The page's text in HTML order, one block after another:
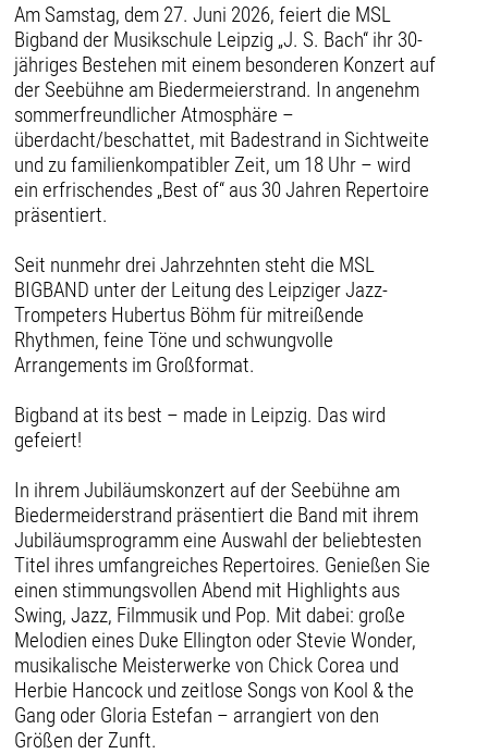
Am Samstag, dem 27. Juni 2026, feiert die MSL
Bigband der Musikschule Leipzig „J. S. Bach“ ihr 30-
jähriges Bestehen mit einem besonderen Konzert auf
der Seebühne am Biedermeierstrand. In angenehm
sommerfreundlicher Atmosphäre –
überdacht/beschattet, mit Badestrand in Sichtweite
und zu familienkompatibler Zeit, um 18 Uhr – wird
ein erfrischendes „Best of“ aus 30 Jahren Repertoire
präsentiert.
Seit nunmehr drei Jahrzehnten steht die MSL
BIGBAND unter der Leitung des Leipziger Jazz-
Trompeters Hubertus Böhm für mitreißende
Rhythmen, feine Töne und schwungvolle
Arrangements im Großformat.
Bigband at its best – made in Leipzig. Das wird
gefeiert!
In ihrem Jubiläumskonzert auf der Seebühne am
Biedermeiderstrand präsentiert die Band mit ihrem
Jubiläumsprogramm eine Auswahl der beliebtesten
Titel ihres umfangreiches Repertoires. Genießen Sie
einen stimmungsvollen Abend mit Highlights aus
Swing, Jazz, Filmmusik und Pop. Mit dabei: große
Melodien eines Duke Ellington oder Stevie Wonder,
musikalische Meisterwerke von Chick Corea und
Herbie Hancock und zeitlose Songs von Kool & the
Gang oder Gloria Estefan – arrangiert von den
Größen der Zunft.